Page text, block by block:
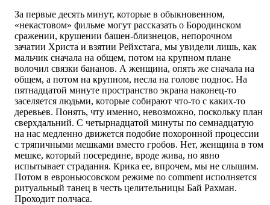
За первые десять минут, которые в обыкновенном,
«некастовом» фильме могут рассказать о Бородинском
сражении, крушении башен-близнецов, непорочном
зачатии Христа и взятии Рейхстага, мы увидели лишь, как
мальчик сначала на общем, потом на крупном плане
волочил связки бананов. А женщина, опять же сначала на
общем, а потом на крупном, несла на голове поднос. На
пятнадцатой минуте пространство экрана наконец-то
заселяется людьми, которые собирают что-то с каких-то
деревьев. Понять, чту именно, невозможно, поскольку план
сверхдальний. С четырнадцатой минуты по семнадцатую
на нас медленно движется подобие похоронной процессии
с тряпичными мешками вместо гробов. Нет, женщина в том
мешке, который посередине, вроде жива, но явно
испытывает страдания. Крика ее, впрочем, мы не слышим.
Потом в евроньюсовском режиме no comment исполняется
ритуальный танец в честь целительницы Бай Рахман.
Проходит полчаса.